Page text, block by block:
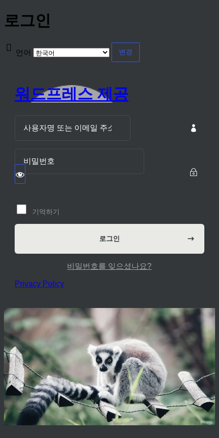
로그인
언어
워드프레스 제공
기억하기
비밀번호를 잊으셨나요?
Privacy Policy